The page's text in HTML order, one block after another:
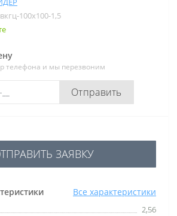
100х100-1,5
телефона и мы перезвоним
Отправить
Все характеристики
2,56
ЗАЯВКУ